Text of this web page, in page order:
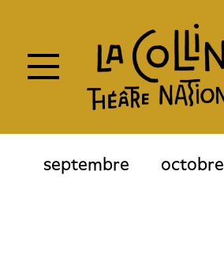
principal
septembre octobre